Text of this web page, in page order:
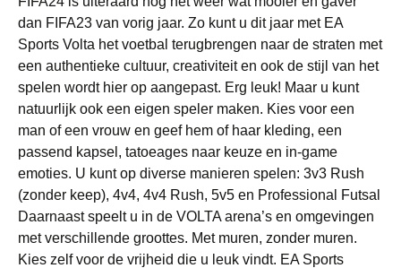
dan FIFA23 van vorig jaar. Zo kunt u dit jaar met EA
Sports Volta het voetbal terugbrengen naar de straten met
een authentieke cultuur, creativiteit en ook de stijl van het
spelen wordt hier op aangepast. Erg leuk! Maar u kunt
natuurlijk ook een eigen speler maken. Kies voor een
man of een vrouw en geef hem of haar kleding, een
passend kapsel, tatoeages naar keuze en in-game
emoties. U kunt op diverse manieren spelen: 3v3 Rush
(zonder keep), 4v4, 4v4 Rush, 5v5 en Professional Futsal
Daarnaast speelt u in de VOLTA arena’s en omgevingen
met verschillende groottes. Met muren, zonder muren.
Kies zelf voor de vrijheid die u leuk vindt. EA Sports